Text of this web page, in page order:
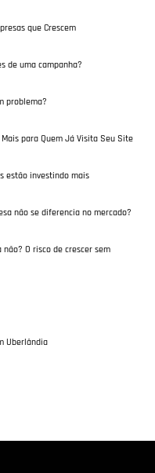
que Crescem
de uma campanha?
problema?
para Quem Já Visita Seu Site
estão investindo mais
não se diferencia no mercado?
O risco de crescer sem
Uberlândia